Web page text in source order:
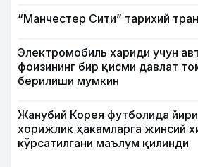
“Манчестер Сити” тарихий
Электромобиль хариди учун
фоизининг бир қисми давлат
берилиши мумкин
Жанубий Корея футболида
хорижлик ҳакамларга жинсий
кўрсатилгани маълум қилинди